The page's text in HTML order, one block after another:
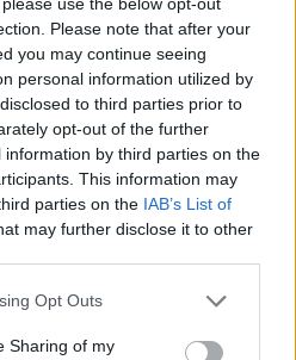
Please note that after your
you may continue seeing
personal information utilized by
to third parties prior to
opt-out of the further
by third parties on the
This information may
parties on the IAB’s List of
may further disclose it to other
app uses one or more Google
behaviour. You may click to
Opt Outs
Sharing of my